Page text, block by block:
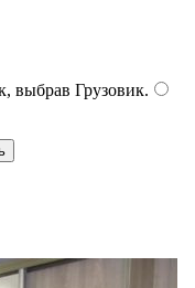
выбрав Грузовик.